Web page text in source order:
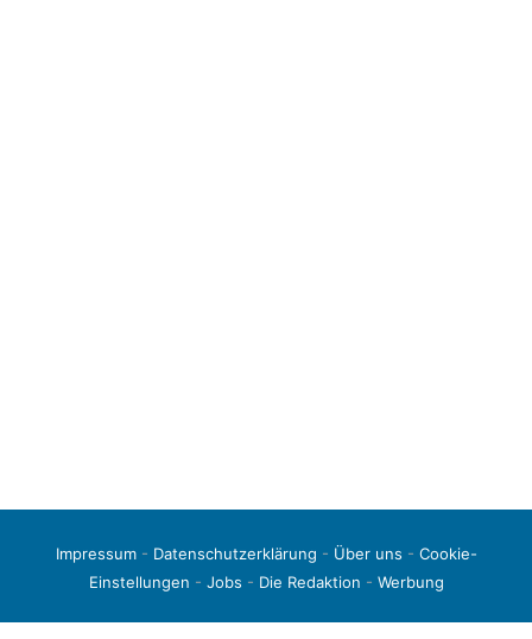
Impressum- Datenschutzerklärung - Über uns - Cookie-
Einstellungen - Jobs - Die Redaktion - Werbung